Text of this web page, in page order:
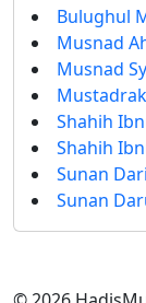
Bulughul
Musnad
Musnad
Shahih
Shahih
Sunan
Sunan